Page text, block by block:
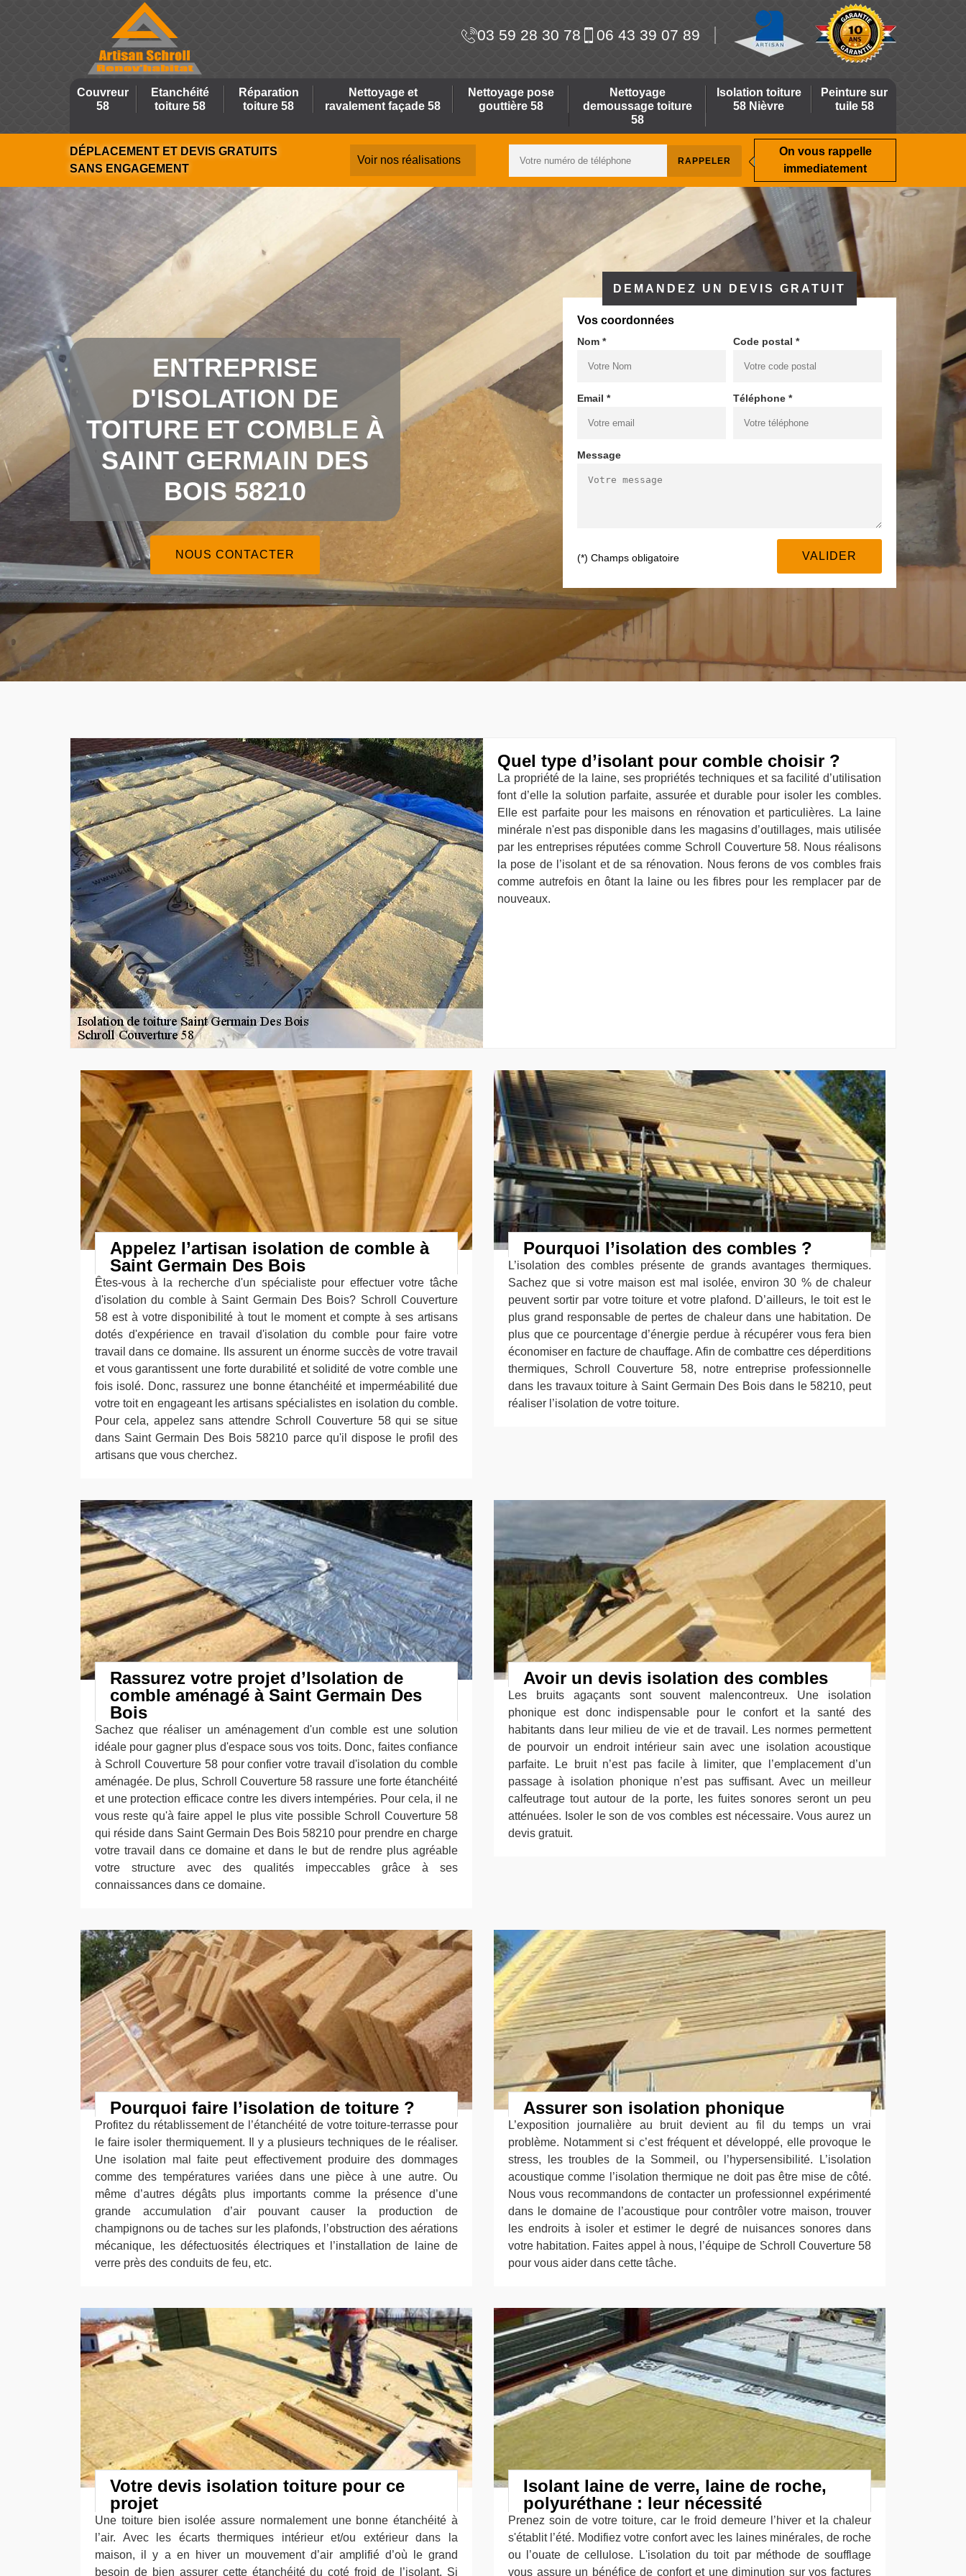
03 59 28 30 78 06 43 39 07 89
Couvreur
58
Etanchéité
toiture 58
Réparation
toiture 58
Nettoyage et
ravalement façade 58
Nettoyage pose
gouttière 58
Nettoyage
demoussage toiture
58
Isolation toiture
58 Nièvre
Peinture sur
tuile 58
DÉPLACEMENT ET DEVIS GRATUITS
SANS ENGAGEMENT
Voir nos réalisations
On vous rappelle
immediatement
ENTREPRISE
D'ISOLATION DE
TOITURE ET COMBLE À
SAINT GERMAIN DES
BOIS 58210
NOUS CONTACTER
DEMANDEZ UN DEVIS GRATUIT
Vos coordonnées
Nom * Code postal *
Email * Téléphone *
Message
(*) Champs obligatoire
Quel type d’isolant pour comble choisir ?
La propriété de la laine, ses propriétés techniques et sa facilité d’utilisation
font d’elle la solution parfaite, assurée et durable pour isoler les combles.
Elle est parfaite pour les maisons en rénovation et particulières. La laine
minérale n'est pas disponible dans les magasins d’outillages, mais utilisée
par les entreprises réputées comme Schroll Couverture 58. Nous réalisons
la pose de l’isolant et de sa rénovation. Nous ferons de vos combles frais
comme autrefois en ôtant la laine ou les fibres pour les remplacer par de
nouveaux.
Appelez l’artisan isolation de comble à
Saint Germain Des Bois
Êtes-vous à la recherche d'un spécialiste pour effectuer votre tâche
d'isolation du comble à Saint Germain Des Bois? Schroll Couverture
58 est à votre disponibilité à tout le moment et compte à ses artisans
dotés d'expérience en travail d'isolation du comble pour faire votre
travail dans ce domaine. Ils assurent un énorme succès de votre travail
et vous garantissent une forte durabilité et solidité de votre comble une
fois isolé. Donc, rassurez une bonne étanchéité et imperméabilité due
votre toit en engageant les artisans spécialistes en isolation du comble.
Pour cela, appelez sans attendre Schroll Couverture 58 qui se situe
dans Saint Germain Des Bois 58210 parce qu'il dispose le profil des
artisans que vous cherchez.
Pourquoi l’isolation des combles ?
L’isolation des combles présente de grands avantages thermiques.
Sachez que si votre maison est mal isolée, environ 30 % de chaleur
peuvent sortir par votre toiture et votre plafond. D’ailleurs, le toit est le
plus grand responsable de pertes de chaleur dans une habitation. De
plus que ce pourcentage d’énergie perdue à récupérer vous fera bien
économiser en facture de chauffage. Afin de combattre ces déperditions
thermiques, Schroll Couverture 58, notre entreprise professionnelle
dans les travaux toiture à Saint Germain Des Bois dans le 58210, peut
réaliser l’isolation de votre toiture.
Rassurez votre projet d’Isolation de
comble aménagé à Saint Germain Des
Bois
Sachez que réaliser un aménagement d'un comble est une solution
idéale pour gagner plus d'espace sous vos toits. Donc, faites confiance
à Schroll Couverture 58 pour confier votre travail d'isolation du comble
aménagée. De plus, Schroll Couverture 58 rassure une forte étanchéité
et une protection efficace contre les divers intempéries. Pour cela, il ne
vous reste qu'à faire appel le plus vite possible Schroll Couverture 58
qui réside dans Saint Germain Des Bois 58210 pour prendre en charge
votre travail dans ce domaine et dans le but de rendre plus agréable
votre structure avec des qualités impeccables grâce à ses
connaissances dans ce domaine.
Avoir un devis isolation des combles
Les bruits agaçants sont souvent malencontreux. Une isolation
phonique est donc indispensable pour le confort et la santé des
habitants dans leur milieu de vie et de travail. Les normes permettent
de pourvoir un endroit intérieur sain avec une isolation acoustique
parfaite. Le bruit n’est pas facile à limiter, que l’emplacement d’un
passage à isolation phonique n’est pas suffisant. Avec un meilleur
calfeutrage tout autour de la porte, les fuites sonores seront un peu
atténuées. Isoler le son de vos combles est nécessaire. Vous aurez un
devis gratuit.
Pourquoi faire l’isolation de toiture ?
Profitez du rétablissement de l’étanchéité de votre toiture-terrasse pour
le faire isoler thermiquement. Il y a plusieurs techniques de le réaliser.
Une isolation mal faite peut effectivement produire des dommages
comme des températures variées dans une pièce à une autre. Ou
même d’autres dégâts plus importants comme la présence d’une
grande accumulation d’air pouvant causer la production de
champignons ou de taches sur les plafonds, l’obstruction des aérations
mécanique, les défectuosités électriques et l’installation de laine de
verre près des conduits de feu, etc.
Assurer son isolation phonique
L’exposition journalière au bruit devient au fil du temps un vrai
problème. Notamment si c’est fréquent et développé, elle provoque le
stress, les troubles de la Sommeil, ou l’hypersensibilité. L’isolation
acoustique comme l’isolation thermique ne doit pas être mise de côté.
Nous vous recommandons de contacter un professionnel expérimenté
dans le domaine de l’acoustique pour contrôler votre maison, trouver
les endroits à isoler et estimer le degré de nuisances sonores dans
votre habitation. Faites appel à nous, l’équipe de Schroll Couverture 58
pour vous aider dans cette tâche.
Votre devis isolation toiture pour ce
projet
Une toiture bien isolée assure normalement une bonne étanchéité à
l’air. Avec les écarts thermiques intérieur et/ou extérieur dans la
maison, il y a en hiver un mouvement d’air amplifié d’où le grand
besoin de bien assurer cette étanchéité du coté froid de l’isolant. Si
Isolant laine de verre, laine de roche,
polyuréthane : leur nécessité
Prenez soin de votre toiture, car le froid demeure l’hiver et la chaleur
s'établit l’été. Modifiez votre confort avec les laines minérales, de roche
ou l’ouate de cellulose. L'isolation du toit par méthode de soufflage
vous assure un bénéfice de confort et une diminution sur vos factures